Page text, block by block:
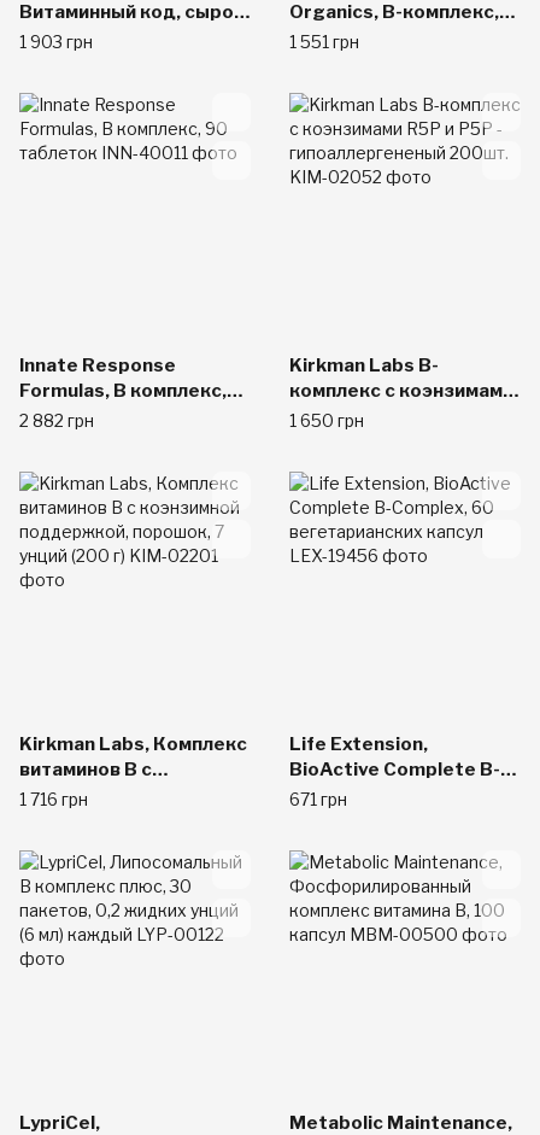
Витаминный код, сырой
B-комплекс, 120
1 903 грн
Organics, B-комплекс,
30 веганских таблеток
1 551 грн
Innate Response
Formulas, В комплекс,
90 таблеток
2 882 грн
Kirkman Labs B-
комплекс с коэнзимами
R5P и P5P -
200шт.
1 650 грн
Kirkman Labs, Комплекс
витаминов B с
коэнзимной
7 унций (200 г)
1 716 грн
Life Extension,
BioActive Complete B-
Complex, 60
671 грн
LypriCel,
Metabolic Maintenance,